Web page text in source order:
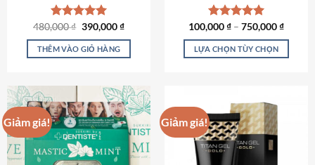
sản
phẩm
sản
phẩm
Được xếp
hạng5.00
5 sao
480,000₫ Giá
là:
480,000 ₫.
390,000₫Giá
tại
THÊM VÀO GIỎ HÀNG
Được xếp
hạng5.00
5 sao
100,000₫ – 750,000₫
LỰA CHỌN TÙY CHỌN
có
nhiều
biến
Giảm giá! Giảm giá!